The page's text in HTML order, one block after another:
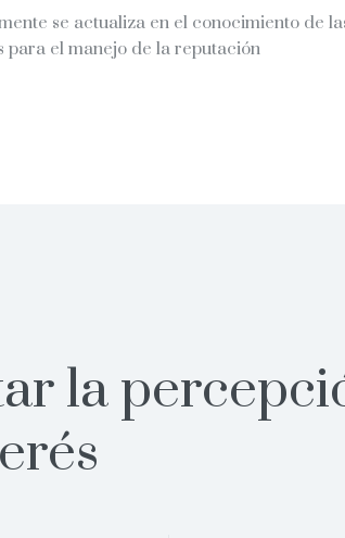
se actualiza en el conocimiento de
para el manejo de la reputación
la